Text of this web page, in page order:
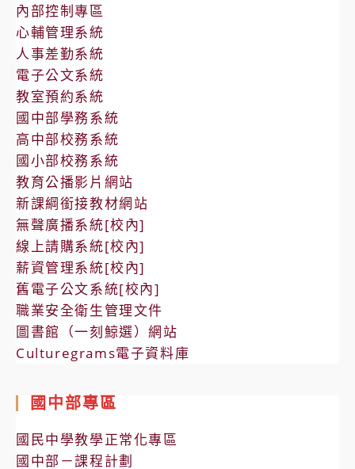
內部控制專區
心輔管理系統
人事差勤系統
電子公文系統
教室預約系統
國中部學務系統
高中部校務系統
國小部校務系統
教育公播影片網站
新課綱銜接教材網站
無聲廣播系統[校內]
線上請購系統[校內]
薪資管理系統[校內]
舊電子公文系統[校內]
職業安全衛生管理文件
圖書館（一刻鯨選）網站
Culturegrams電子資料庫
國中部專區
國民中學教學正常化專區
國中部－課程計劃